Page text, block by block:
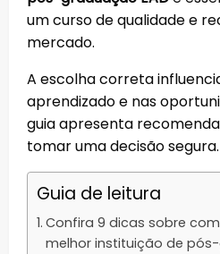
um curso de qualidade e
mercado.
A escolha correta
aprendizado e nas
guia apresenta
tomar uma decisão segura.
Guia de leitura
Confira 9 dicas sobre
melhor instituição de